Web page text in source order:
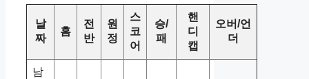
날
짜
홈
전
반
원
정
스
코
어
승/
패
핸
디
캡
오버/언
더
남